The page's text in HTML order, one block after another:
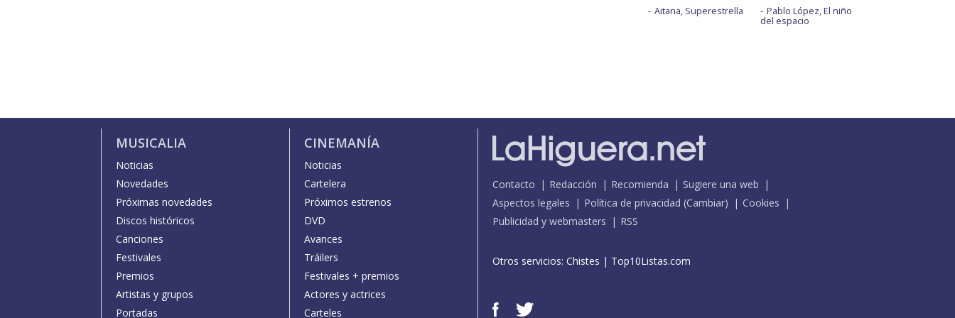
Aitana, Superestrella Pablo López, El niño
del espacio
MUSICALIA
Noticias
Novedades
Próximas novedades
Discos históricos
Canciones
Festivales
Premios
Artistas y grupos
Portadas
CINEMANÍA
Noticias
Cartelera
Próximos estrenos
DVD
Avances
Tráilers
Festivales + premios
Actores y actrices
Carteles
Contacto Redacción Recomienda
Sugiere una web
Aspectos legales
Política de privacidad (Cambiar)
Cookies
Publicidad y webmasters
RSS
Otros servicios: Chistes | Top10Listas.com